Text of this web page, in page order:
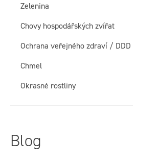
l
Zelenina
Chovy hospodářských zvířat
Ochrana veřejného zdraví / DDD
Chmel
Okrasné rostliny
Blog